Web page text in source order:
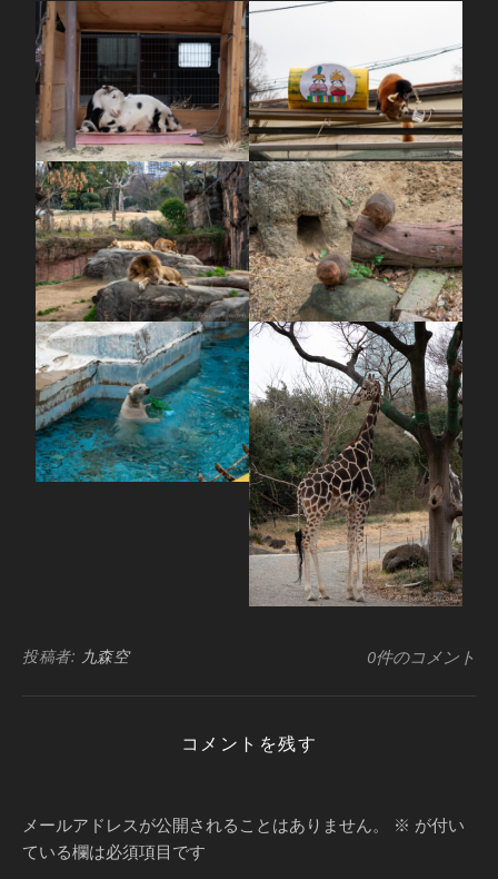
投稿者: 九森空 0件のコメント
コメントを残す
メールアドレスが公開されることはありません。 ※ が付い
ている欄は必須項目です